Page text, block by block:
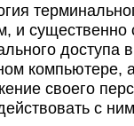
и существенно
доступа
компьютере,
своего
с